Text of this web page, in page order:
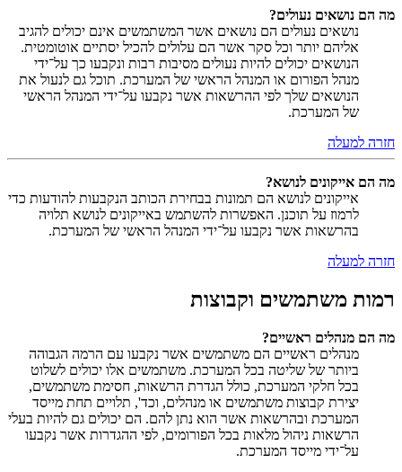
מה הם נושאים נעולים?
נושאים נעולים הם נושאים אשר המשתמשים אינם יכולים להגיב
אליהם יותר וכל סקר אשר הם עלולים להכיל יסתיים אוטומטית.
הנושאים יכולים להיות נעולים מסיבות רבות ונקבעו כך על־ידי
מנהל הפורום או המנהל הראשי של המערכת. תוכל גם לנעול את
הנושאים שלך לפי ההרשאות אשר נקבעו על־ידי המנהל הראשי
של המערכת.
חזרה למעלה
מה הם אייקונים לנושא?
אייקונים לנושא הם תמונות בבחירת הכותב הנקבעות להודעות כדי
לרמוז על תוכנן. האפשרות להשתמש באייקונים לנושא תלויה
בהרשאות אשר נקבעו על־ידי המנהל הראשי של המערכת.
חזרה למעלה
רמות משתמשים וקבוצות
מה הם מנהלים ראשיים?
מנהלים ראשיים הם משתמשים אשר נקבעו עם הרמה הגבוהה
ביותר של שליטה בכל המערכת. משתמשים אלו יכולים לשלוט
בכל חלקי המערכת, כולל הגדרת הרשאות, חסימת משתמשים,
יצירת קבוצות משתמשים או מנהלים, וכד', תלויים תחת מייסד
המערכת ובהרשאות אשר הוא נתן להם. הם יכולים גם להיות בעלי
הרשאות ניהול מלאות בכל הפורומים, לפי ההגדרות אשר נקבעו
על־ידי מייסד המערכת.